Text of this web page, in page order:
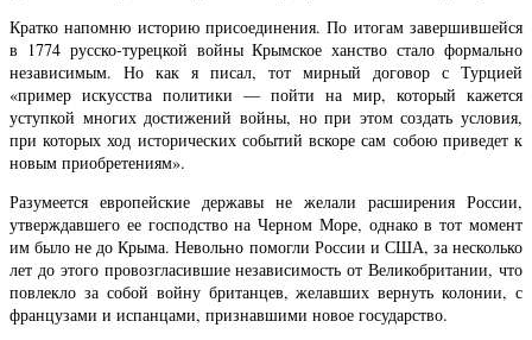
Кратко напомню историю присоединения. По итогам завершившейся
в 1774 русско-турецкой войны Крымское ханство стало формально
независимым. Но как я писал, тот мирный договор с Турцией
«пример искусства политики — пойти на мир, который кажется
уступкой многих достижений войны, но при этом создать условия,
при которых ход исторических событий вскоре сам собою приведет к
новым приобретениям».
Разумеется европейские державы не желали расширения России,
утверждавшего ее господство на Черном Море, однако в тот момент
им было не до Крыма. Невольно помогли России и США, за несколько
лет до этого провозгласившие независимость от Великобритании, что
повлекло за собой войну британцев, желавших вернуть колонии, с
французами и испанцами, признавшими новое государство.